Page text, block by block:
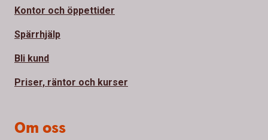
Kontor och öppettider
Spärrhjälp
Bli kund
Priser, räntor och kurser
Om oss